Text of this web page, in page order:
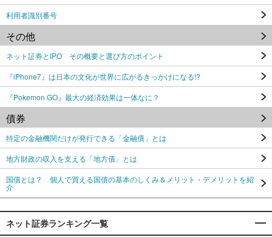
利用者識別番号
その他
ネット証券とIPO その概要と選び方のポイント
『iPhone7』は日本の文化が世界に広がるきっかけになる!?
『Pokemon GO』最大の経済効果は一体なに？
債券
特定の金融機関だけが発行できる「金融債」とは
地方財政の収入を支える「地方債」とは
国債とは？ 個人で買える国債の基本のしくみ＆メリット・デメリットを紹
介
ネット証券ランキング一覧